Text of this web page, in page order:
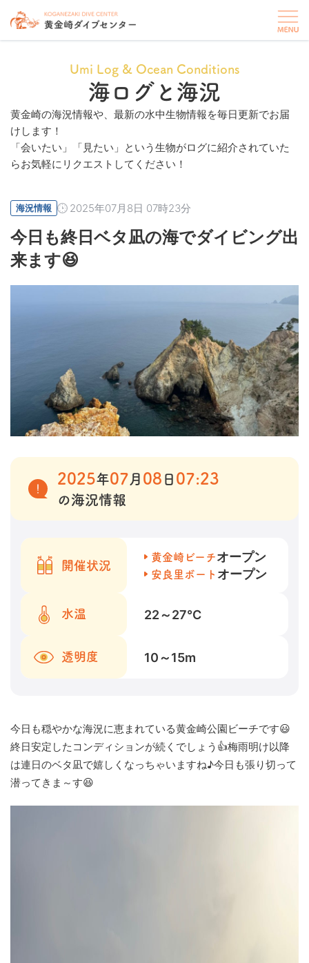
Umi Log & Ocean Conditions
海ログと海況
黄金崎の海況情報や、最新の水中生物情報を毎日更新でお届
けします！
「会いたい」「見たい」という生物がログに紹介されていた
らお気軽にリクエストしてください！
海況情報 2025年07月8日 07時23分
今日も終日ベタ凪の海でダイビング出
来ます😆
2025年07 月 08 日 07:23
の海況情報
開催状況
黄金崎ビーチオープン
安良里ボート オープン
水温 22～27℃
透明度 10～15m
今日も穏やかな海況に恵まれている黄金崎公園ビーチです😃
終日安定したコンディションが続くでしょう👍梅雨明け以降
は連日のベタ凪で嬉しくなっちゃいますね♪今日も張り切って
潜ってきま～す😆